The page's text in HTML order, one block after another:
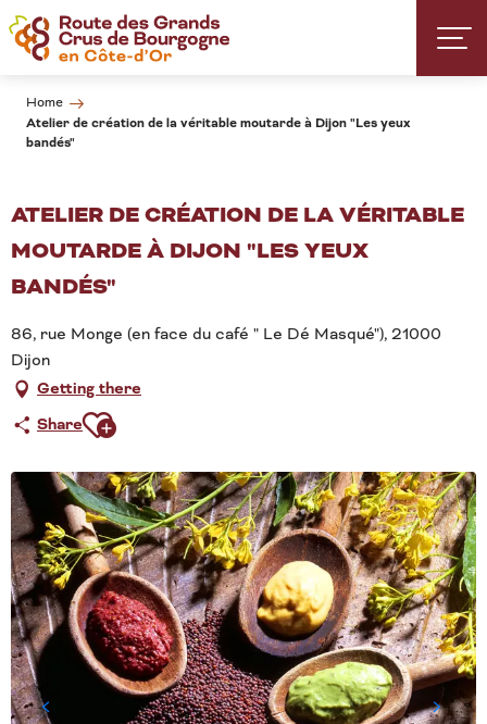
Aller
au
contenu
Home
Atelier de création de la véritable moutarde à Dijon "Les yeux
bandés"
ATELIER DE CRÉATION DE LA VÉRITABLE
MOUTARDE À DIJON "LES YEUX
BANDÉS"
86, rue Monge (en face du café " Le Dé Masqué"), 21000
Dijon
Getting there
ShareAjouter aux favoris